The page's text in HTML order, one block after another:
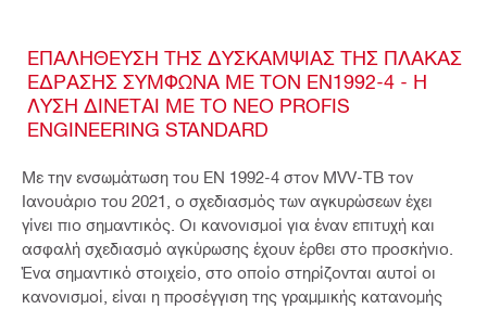
ΕΠΑΛΉΘΕΥΣΗ ΤΗΣ ΔΥΣΚΑΜΨΊΑΣ ΤΗΣ ΠΛΆΚΑΣ
ΈΔΡΑΣΗΣ ΣΎΜΦΩΝΑ ΜΕ ΤΟΝ EN1992-4 - Η
ΛΎΣΗ ΔΊΝΕΤΑΙ ΜΕ ΤΟ ΝΈΟ PROFIS
ENGINEERING STANDARD
Με την ενσωμάτωση του EN 1992-4 στον MVV-TB τον
Ιανουάριο του 2021, ο σχεδιασμός των αγκυρώσεων έχει
γίνει πιο σημαντικός. Οι κανονισμοί για έναν επιτυχή και
ασφαλή σχεδιασμό αγκύρωσης έχουν έρθει στο προσκήνιο.
Ένα σημαντικό στοιχείο, στο οποίο στηρίζονται αυτοί οι
κανονισμοί, είναι η προσέγγιση της γραμμικής κατανομής